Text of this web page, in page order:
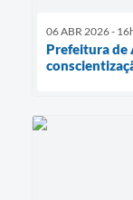
06 ABR 2026 -
Prefeitura de